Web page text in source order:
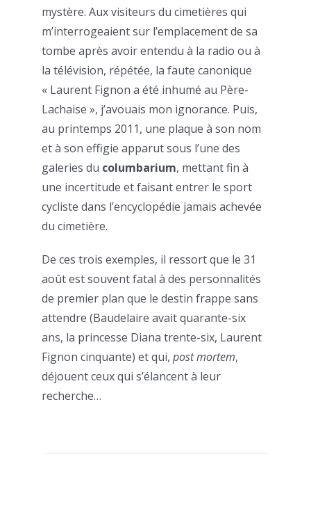
mystère. Aux visiteurs du cimetières qui
m’interrogeaient sur l’emplacement de sa
tombe après avoir entendu à la radio ou à
la télévision, répétée, la faute canonique
« Laurent Fignon a été inhumé au Père-
Lachaise », j’avouais mon ignorance. Puis,
au printemps 2011, une plaque à son nom
et à son effigie apparut sous l’une des
galeries du columbarium, mettant fin à
une incertitude et faisant entrer le sport
cycliste dans l’encyclopédie jamais achevée
du cimetière.
De ces trois exemples, il ressort que le 31
août est souvent fatal à des personnalités
de premier plan que le destin frappe sans
attendre (Baudelaire avait quarante-six
ans, la princesse Diana trente-six, Laurent
Fignon cinquante) et qui, post mortem,
déjouent ceux qui s’élancent à leur
recherche…